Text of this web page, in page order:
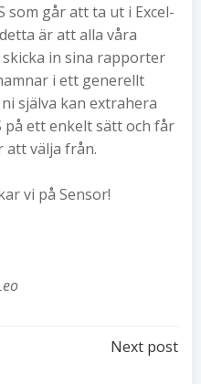
som går att ta ut i Excel-
är att alla våra
in sina rapporter
i ett generellt
själva kan extrahera
på ett enkelt sätt och får
att välja från.
vi på Sensor!
Next post